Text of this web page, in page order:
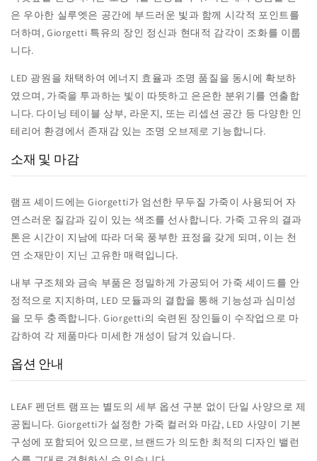
은 우아한 실루엣은 공간에 부드러운 빛과 함께 시각적 포인트를
더하며, Giorgetti 특유의 장인 정신과 현대적 감각이 조화를 이룹
니다.
LED 광원을 채택하여 에너지 효율과 조명 품질을 동시에 확보하
였으며, 가죽을 투과하는 빛이 따뜻하고 은은한 분위기를 연출합
니다. 다이닝 테이블 상부, 라운지, 또는 리셉션 공간 등 다양한 인
테리어 환경에서 존재감 있는 조명 오브제로 기능합니다.
소재 및 마감
램프 셰이드에는 Giorgetti가 엄선한 무두질 가죽이 사용되어 자
연스러운 질감과 깊이 있는 색조를 선사합니다. 가죽 고유의 결과
톤은 시간이 지남에 따라 더욱 풍부한 표정을 갖게 되며, 이는 천
연 소재만이 지닌 고유한 매력입니다.
내부 구조체와 금속 부품은 정밀하게 가공되어 가죽 셰이드를 안
정적으로 지지하며, LED 모듈과의 결합을 통해 기능성과 심미성
을 모두 충족합니다. Giorgetti의 숙련된 장인들이 수작업으로 마
감하여 각 제품마다 미세한 개성이 담겨 있습니다.
옵션 안내
LEAF 펜던트 램프는 별도의 세부 옵션 구분 없이 단일 사양으로 제
공됩니다. Giorgetti가 설정한 가죽 컬러와 마감, LED 사양이 기본
구성에 포함되어 있으므로, 브랜드가 의도한 최적의 디자인 밸런